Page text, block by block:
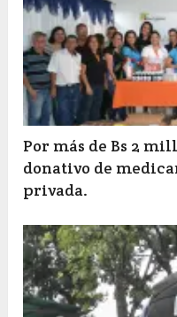
Por más de Bs 2
donativo de
privada.